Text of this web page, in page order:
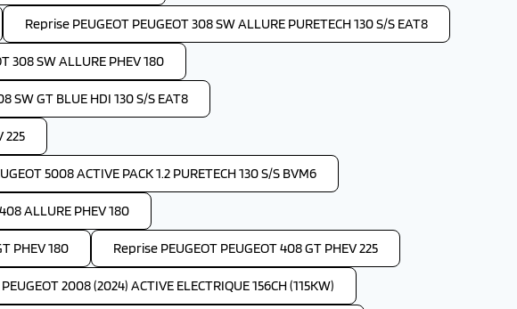
Reprise PEUGEOT PEUGEOT 308 SW ALLURE PURETECH 130 S/S EAT8
308 SW ALLURE PHEV 180
SW GT BLUE HDI 130 S/S EAT8
225
5008 ACTIVE PACK 1.2 PURETECH 130 S/S BVM6
ALLURE PHEV 180
PHEV 180 Reprise PEUGEOT PEUGEOT 408 GT PHEV 225
2008 (2024) ACTIVE ELECTRIQUE 156CH (115KW)